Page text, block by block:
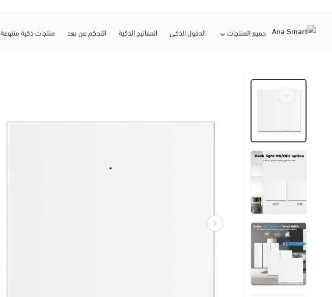
جميع المنتجات الدخول الذكي المفاتيح الذكية التحكم عن بعد منتجات ذكية متنوعة